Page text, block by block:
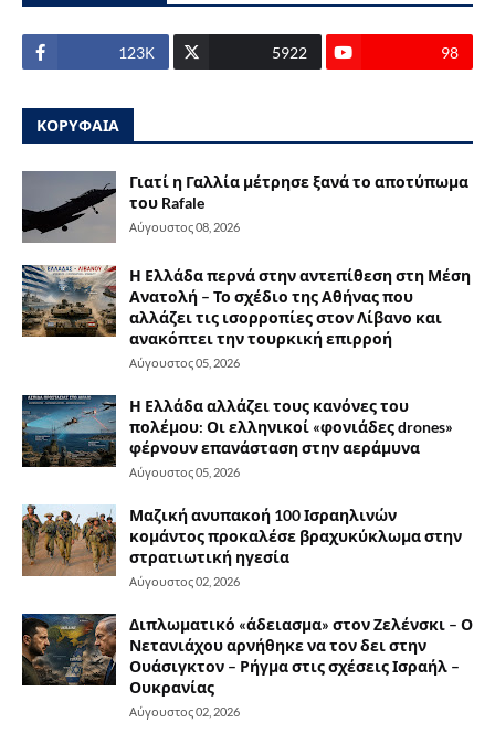
123Κ 5922 98
ΚΟΡΥΦΑΙΑ
Γιατί η Γαλλία μέτρησε ξανά το αποτύπωμα
του Rafale
Αύγουστος 08, 2026
Η Ελλάδα περνά στην αντεπίθεση στη Μέση
Ανατολή – Το σχέδιο της Αθήνας που
αλλάζει τις ισορροπίες στον Λίβανο και
ανακόπτει την τουρκική επιρροή
Αύγουστος 05, 2026
Η Ελλάδα αλλάζει τους κανόνες του
πολέμου: Οι ελληνικοί «φονιάδες drones»
φέρνουν επανάσταση στην αεράμυνα
Αύγουστος 05, 2026
Μαζική ανυπακοή 100 Ισραηλινών
κομάντος προκαλέσε βραχυκύκλωμα στην
στρατιωτική ηγεσία
Αύγουστος 02, 2026
Διπλωματικό «άδειασμα» στον Ζελένσκι – Ο
Νετανιάχου αρνήθηκε να τον δει στην
Ουάσιγκτον – Ρήγμα στις σχέσεις Ισραήλ –
Ουκρανίας
Αύγουστος 02, 2026